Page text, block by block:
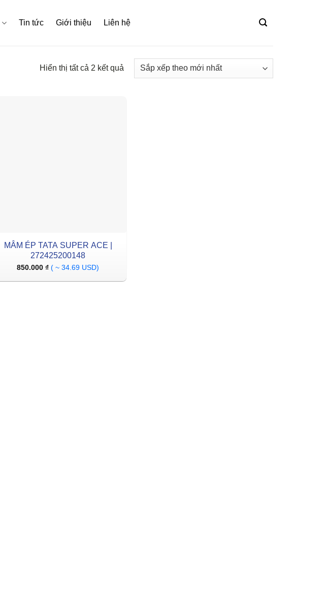
Tin tức Giới thiệu Liên hệ
Hiển thị tất cả 2 kết quả
sắp
MÂM ÉP TATA SUPER ACE |
272425200148
850.000₫ ( ~ 34.69 USD)